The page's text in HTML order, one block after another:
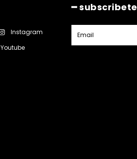
Instagram
Youtube
━ subscribete